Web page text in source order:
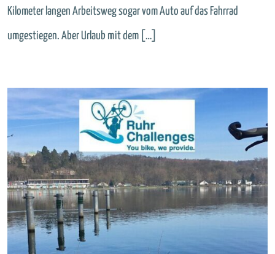
Kilometer langen Arbeitsweg sogar vom Auto auf das Fahrrad
umgestiegen. Aber Urlaub mit dem […]